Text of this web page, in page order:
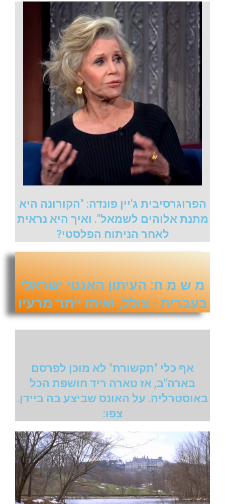
הפרוגרסיבית ג'יין פונדה: "הקורונה היא
מתנת אלוהים לשמאל". ואיך היא נראית
לאחר הניתוח הפלסטי?
מ ש מ ח: העיתון האנטי ישראלי
בעברית - צולל, ואיתו ייתר מרעיו
אף כלי "תקשורת" לא מוכן לפרסם
בארה"ב, אז טארה ריד חושפת הכל
באוסטרליה. על האונס שביצע בה ביידן.
צפו: